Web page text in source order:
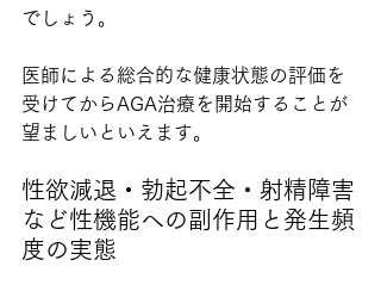
でしょう。
医師による総合的な健康状態の評価を
受けてからAGA治療を開始することが
望ましいといえます。
性欲減退・勃起不全・射精障害
など性機能への副作用と発生頻
度の実態